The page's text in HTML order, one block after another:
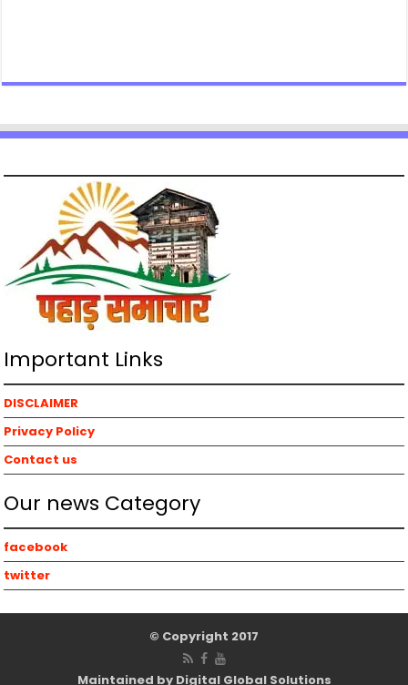
Important Links
DISCLAIMER
Privacy Policy
Contact us
Our news Category
facebook
twitter
© Copyright 2017
Maintained by Digital Global Solutions